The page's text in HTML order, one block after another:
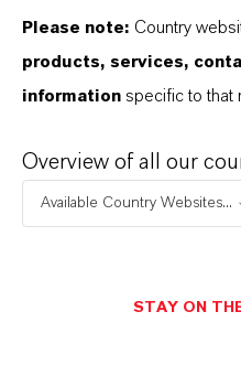
Please note: Country
products, services,
information specific to that
Overview of all our
Available Country Websites...
STAY ON